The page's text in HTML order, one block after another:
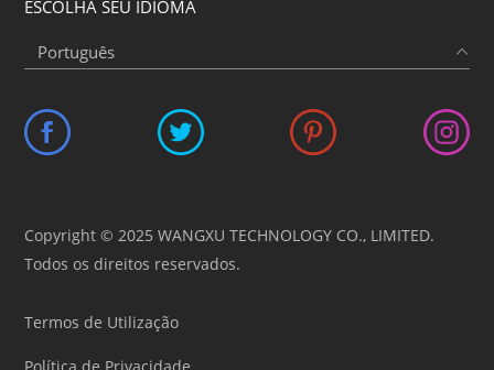
ESCOLHA SEU IDIOMA
Copyright © 2025 WANGXU TECHNOLOGY CO., LIMITED.
Todos os direitos reservados.
Termos de Utilização